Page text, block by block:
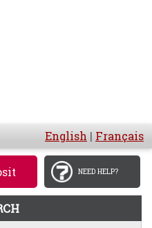
English | Français
NEED HELP?